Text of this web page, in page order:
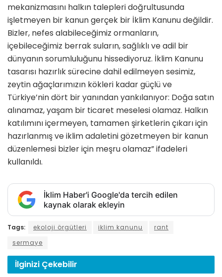
mekanizmasını halkın talepleri doğrultusunda
işletmeyen bir kanun gerçek bir İklim Kanunu değildir.
Bizler, nefes alabileceğimiz ormanların,
içebileceğimiz berrak suların, sağlıklı ve adil bir
dünyanın sorumluluğunu hissediyoruz. İklim Kanunu
tasarısı hazırlık sürecine dahil edilmeyen sesimiz,
zeytin ağaçlarımızın kökleri kadar güçlü ve
Türkiye’nin dört bir yanından yankılanıyor: Doğa satın
alınamaz, yaşam bir ticaret meselesi olamaz. Halkın
katılımını içermeyen, tamamen şirketlerin çıkarı için
hazırlanmış ve iklim adaletini gözetmeyen bir kanun
düzenlemesi bizler için meşru olamaz” ifadeleri
kullanıldı.
İklim Haber'i Google'da tercih edilen
kaynak olarak ekleyin
Tags: ekoloji örgütleri iklim kanunu
rant
sermaye
İlginizi Çekebilir